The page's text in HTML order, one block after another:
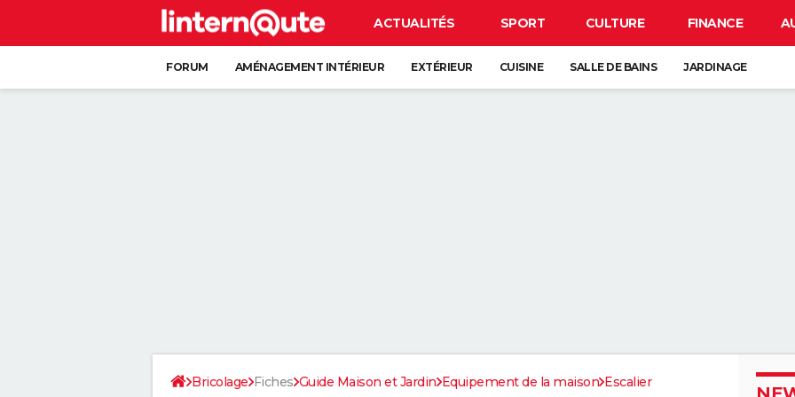
ACTUALITÉS SPORT CULTURE FINANCE
FORUM AMÉNAGEMENT INTÉRIEUR EXTÉRIEUR CUISINE SALLE DE BAINS JARDINAGE
Bricolage Fiches Guide Maison et Jardin Equipement de la maison Escalier